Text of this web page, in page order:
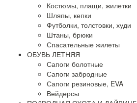
Костюмы, плащи, жилетки
Шляпы, кепки
Футболки, толстовки, худи
Штаны, брюки
Спасательные жилеты
ОБУВЬ ЛЕТНЯЯ
Сапоги болотные
Сапоги забродные
Сапоги резиновые, EVA
Вейдерсы